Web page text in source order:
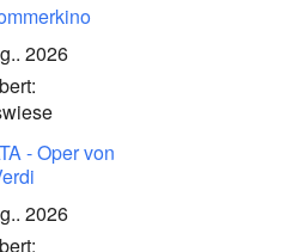
2026
- Oper von
2026